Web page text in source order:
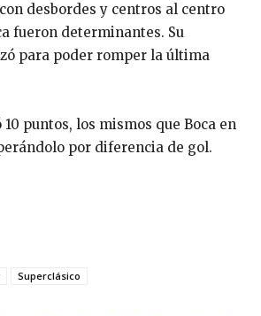
desbordes y centros al centro
fueron determinantes. Su
para poder romper la última
puntos, los mismos que Boca en
por diferencia de gol.
Superclásico